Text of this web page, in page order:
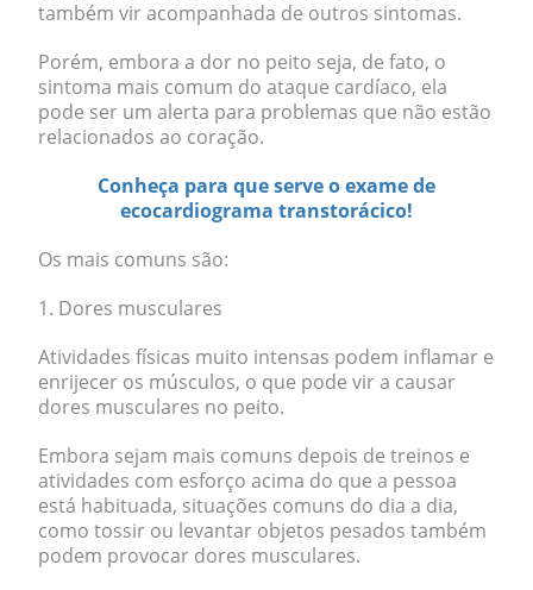
também vir acompanhada de outros sintomas.
Porém, embora a dor no peito seja, de fato, o
sintoma mais comum do ataque cardíaco, ela
pode ser um alerta para problemas que não estão
relacionados ao coração.
Conheça para que serve o exame de
ecocardiograma transtorácico!
Os mais comuns são:
1. Dores musculares
Atividades físicas muito intensas podem inflamar e
enrijecer os músculos, o que pode vir a causar
dores musculares no peito.
Embora sejam mais comuns depois de treinos e
atividades com esforço acima do que a pessoa
está habituada, situações comuns do dia a dia,
como tossir ou levantar objetos pesados também
podem provocar dores musculares.